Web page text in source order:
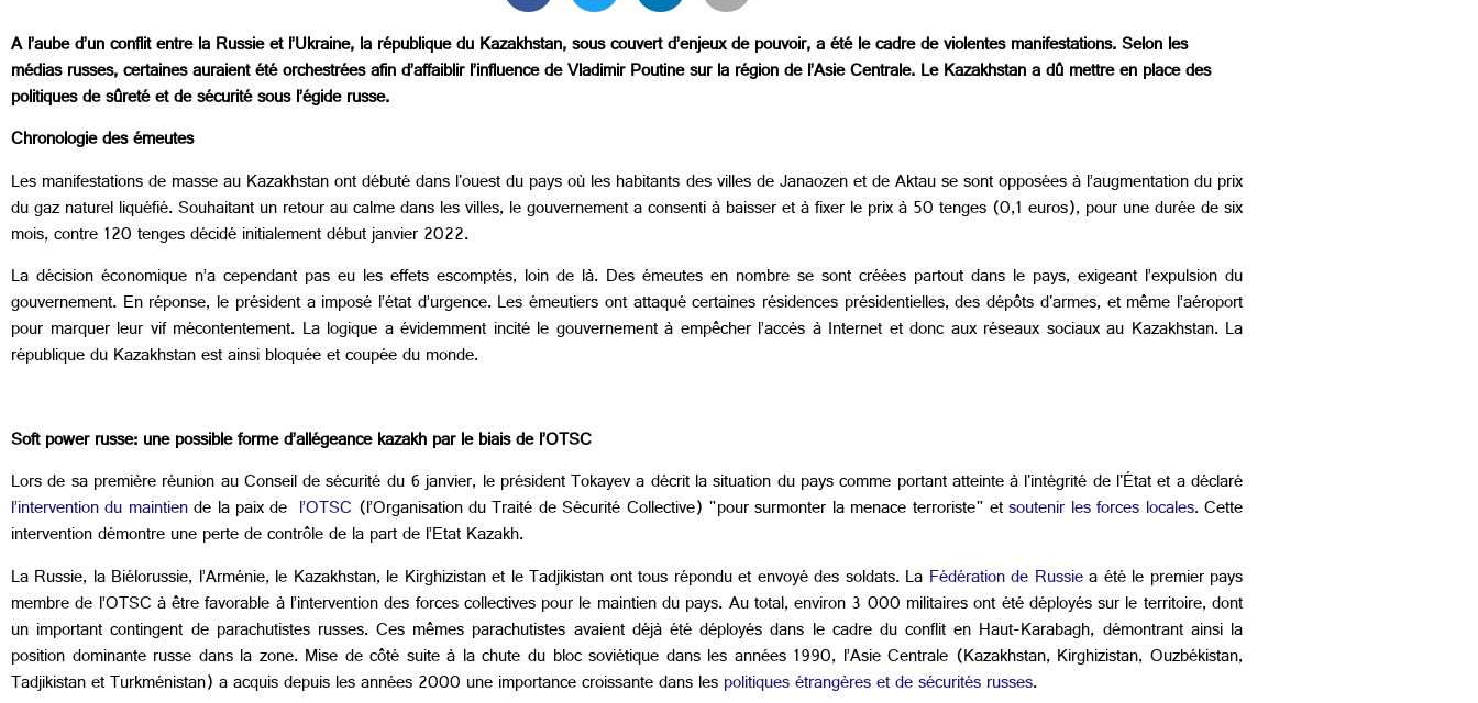
A l’aube d’un conflit entre la Russie et l’Ukraine, la république du Kazakhstan, sous couvert d’enjeux de pouvoir, a été le cadre de violentes manifestations. Selon les
médias russes, certaines auraient été orchestrées afin d’affaiblir l’influence de Vladimir Poutine sur la région de l’Asie Centrale. Le Kazakhstan a dû mettre en place des
politiques de sûreté et de sécurité sous l’égide russe.
Chronologie des émeutes
Les manifestations de masse au Kazakhstan ont débuté dans l'ouest du pays où les habitants des villes de Janaozen et de Aktau se sont opposées à l’augmentation du prix
du gaz naturel liquéfié. Souhaitant un retour au calme dans les villes, le gouvernement a consenti à baisser et à fixer le prix à 50 tenges (0,1 euros), pour une durée de six
mois, contre 120 tenges décidé initialement début janvier 2022.
La décision économique n’a cependant pas eu les effets escomptés, loin de là. Des émeutes en nombre se sont créées partout dans le pays, exigeant l’expulsion du
gouvernement. En réponse, le président a imposé l’état d’urgence. Les émeutiers ont attaqué certaines résidences présidentielles, des dépôts d'armes, et même l’aéroport
pour marquer leur vif mécontentement. La logique a évidemment incité le gouvernement à empêcher l’accès à Internet et donc aux réseaux sociaux au Kazakhstan. La
république du Kazakhstan est ainsi bloquée et coupée du monde.
Soft power russe: une possible forme d’allégeance kazakh par le biais de l’OTSC
Lors de sa première réunion au Conseil de sécurité du 6 janvier, le président Tokayev a décrit la situation du pays comme portant atteinte à l'intégrité de l'État et a déclaré
l’intervention du maintiende la paix de l’OTSC (l’Organisation du Traité de Sécurité Collective) "pour surmonter la menace terroriste" etsoutenir les forces locales.Cette
intervention démontre une perte de contrôle de la part de l’Etat Kazakh.
La Russie, la Biélorussie, l’Arménie, le Kazakhstan, le Kirghizistan et le Tadjikistan ont tous répondu et envoyé des soldats. La Fédération de Russiea été le premier pays
membre de l’OTSC à être favorable à l’intervention des forces collectives pour le maintien du pays. Au total, environ 3 000 militaires ont été déployés sur le territoire, dont
un important contingent de parachutistes russes. Ces mêmes parachutistes avaient déjà été déployés dans le cadre du conflit en Haut-Karabagh, démontrant ainsi la
position dominante russe dans la zone. Mise de côté suite à la chute du bloc soviétique dans les années 1990, l’Asie Centrale (Kazakhstan, Kirghizistan, Ouzbékistan,
Tadjikistan et Turkménistan) a acquis depuis les années 2000 une importance croissante dans lespolitiques étrangères et de sécurités russes.